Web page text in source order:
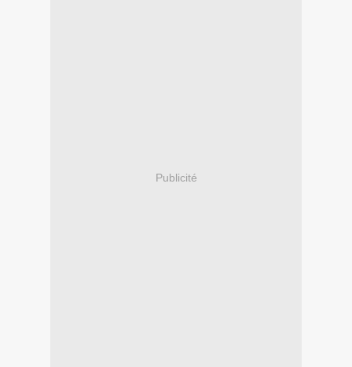
Publicité